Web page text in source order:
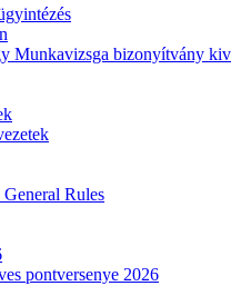
Munkavizsga bizonyítvány
Rules
pontversenye 2026